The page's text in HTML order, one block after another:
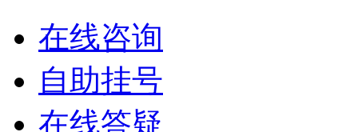
在线咨询
自助挂号
在线答疑